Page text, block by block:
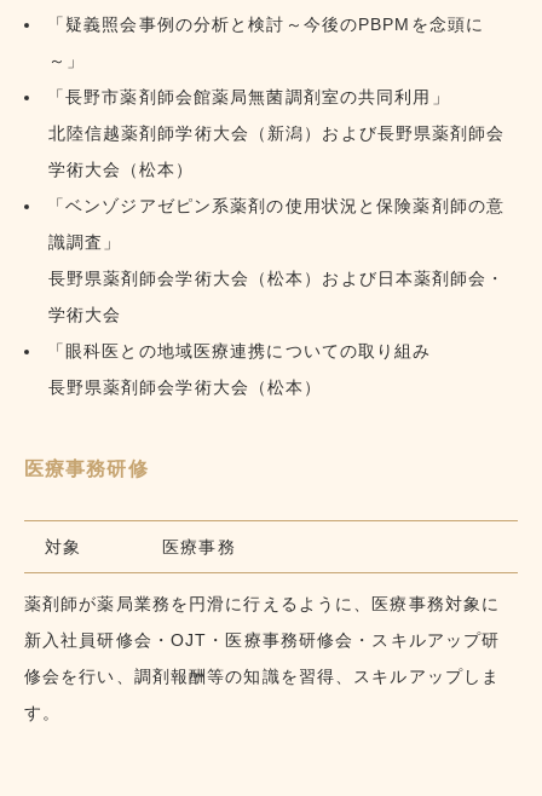
「疑義照会事例の分析と検討～今後のPBPMを念頭に
～」
「長野市薬剤師会館薬局無菌調剤室の共同利用」
北陸信越薬剤師学術大会（新潟）および長野県薬剤師会
学術大会（松本）
「ベンゾジアゼピン系薬剤の使用状況と保険薬剤師の意
識調査」
長野県薬剤師会学術大会（松本）および日本薬剤師会・
学術大会
「眼科医との地域医療連携についての取り組み
長野県薬剤師会学術大会（松本）
医療事務研修
対象 医療事務
薬剤師が薬局業務を円滑に行えるように、医療事務対象に
新入社員研修会・OJT・医療事務研修会・スキルアップ研
修会を行い、調剤報酬等の知識を習得、スキルアップしま
す。